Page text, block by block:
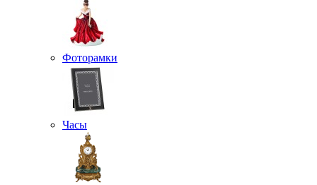
Фоторамки
Часы